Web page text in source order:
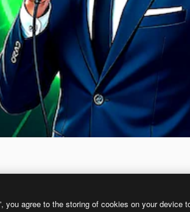
помощью нашего генератора изображений на
you agree to the storing of cookies on your device